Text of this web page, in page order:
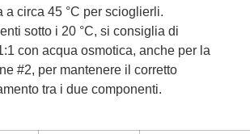
a circa 45 °C per scioglierli.
sotto i 20 °C, si consiglia di
con acqua osmotica, anche per la
#2, per mantenere il corretto
tra i due componenti.